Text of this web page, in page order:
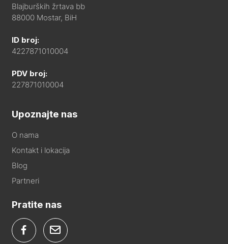
Blajburških žrtava bb
88000 Mostar, BiH
ID broj:
4227871010004
PDV broj:
227871010004
Upoznajte nas
O nama
Kontakt i lokacija
Blog
Partneri
Pratite nas